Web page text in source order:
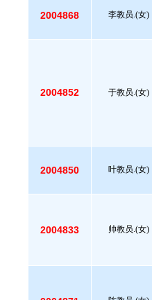
2004868 李教员.(女)
2004852 于教员.(女)
2004850 叶教员.(女)
2004833 帅教员.(女)